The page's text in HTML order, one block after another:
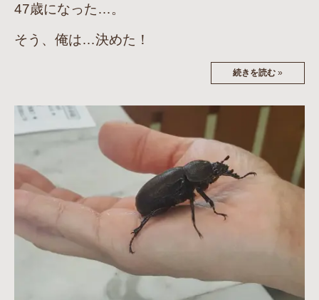
47歳になった…。
そう、俺は…決めた！
続きを読む »